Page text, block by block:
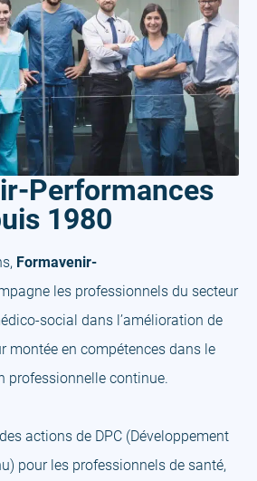
Performances
1980
Formavenir-
les professionnels du secteur
social dans l’amélioration de
montée en compétences dans le
professionnelle continue.
actions de DPC (Développement
pour les professionnels de santé,